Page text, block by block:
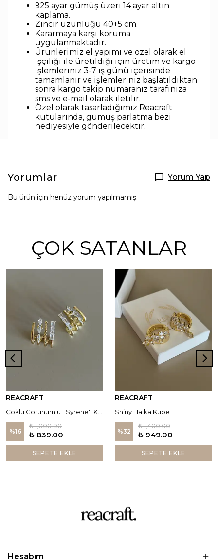
925 ayar gümüş üzeri 14 ayar altın
kaplama.
Zincir uzunluğu 40+5 cm.
Kararmaya karşı koruma
uygulanmaktadır.
Ürünlerimiz el yapımı ve özel olarak el
işçiliği ile üretildiği için üretim ve kargo
işlemleriniz 3-7 iş günü içerisinde
tamamlanır ve işlemleriniz başlatıldıktan
sonra kargo takip numaranız tarafınıza
sms ve e-mail olarak iletilir.
Özel olarak tasarladığımız Reacraft
kutularında, gümüş parlatma bezi
hediyesiyle gönderilecektir.
Yorumlar Yorum Yap
Bu ürün için henüz yorum yapılmamış.
ÇOK SATANLAR
REACRAFT
%16
₺ 1,000.00
₺ 839.00
SEPETE EKLE
REACRAFT
Shiny Halka Küpe
%32
₺ 1,400.00
₺ 949.00
SEPETE EKLE
Hesabım